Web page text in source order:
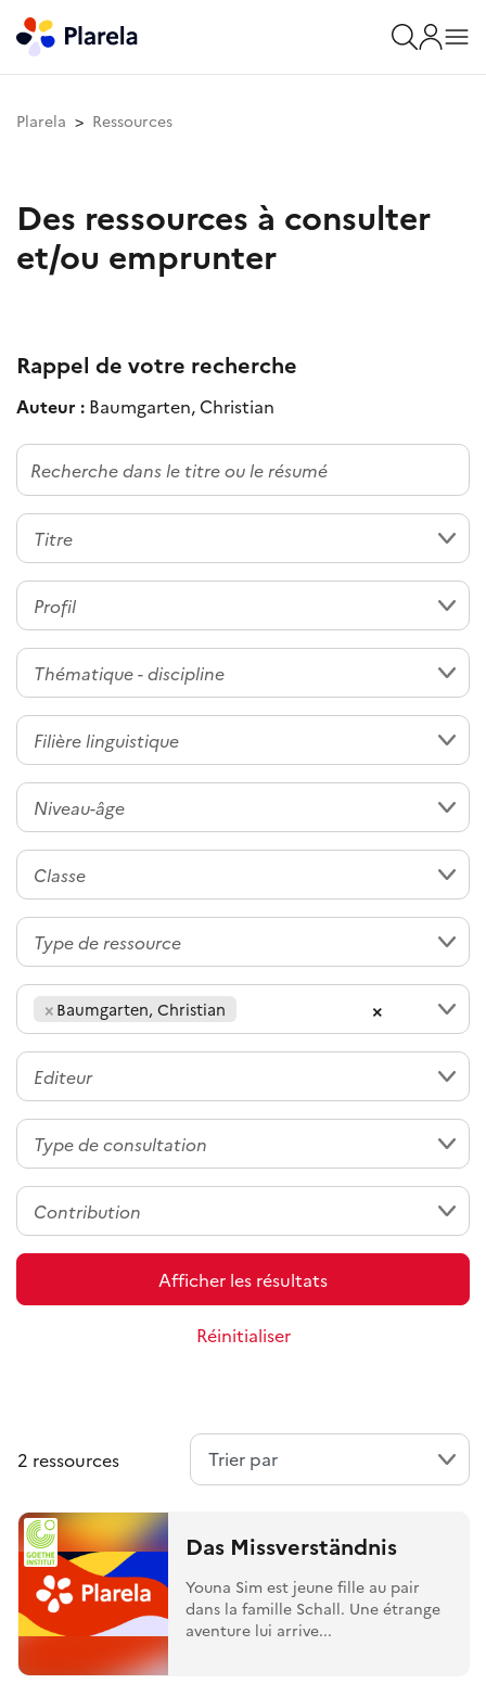
Plarela Ressources
Des ressources à consulter
et/ou emprunter
Rappel de votre recherche
Auteur : Baumgarten, Christian
×
× Baumgarten, Christian
Afficher les résultats
Réinitialiser
2 ressources
Das Missverständnis
Youna Sim est jeune fille au pair
dans la famille Schall. Une étrange
aventure lui arrive...